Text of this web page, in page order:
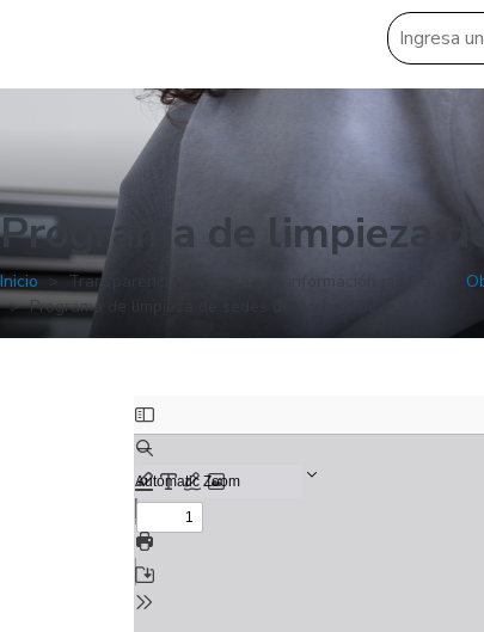
Programa de limpieza
Inicio Transparencia y acceso a la información pública
Programa de limpieza de sedes de Archivo de la ANM